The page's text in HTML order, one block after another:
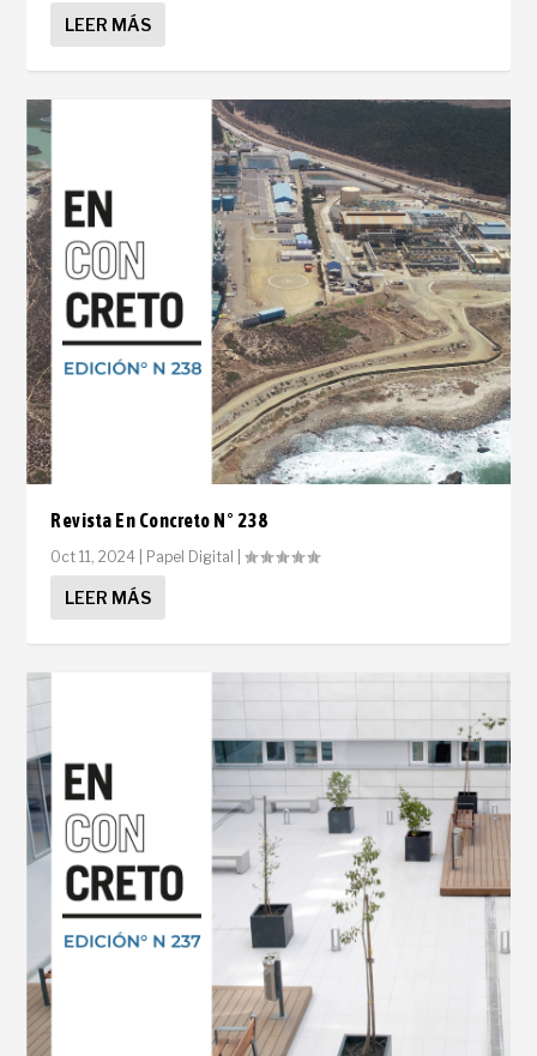
LEER MÁS
Revista En Concreto N° 238
Oct 11, 2024 Papel Digital |
LEER MÁS